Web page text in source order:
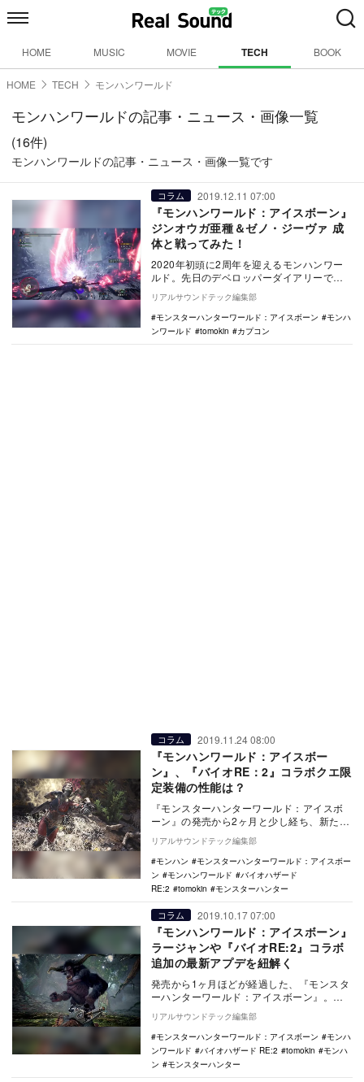
HOME MUSIC MOVIE TECH BOOK
HOME TECH モンハンワールド
モンハンワールドの記事・ニュース・画像一覧
(16件)
モンハンワールドの記事・ニュース・画像一覧です
コラム 2019.12.11 07:00
『モンハンワールド：アイスボーン』
ジンオウガ亜種＆ゼノ・ジーヴァ 成
体と戦ってみた！
2020年初頭に2周年を迎えるモンハンワー
ルド。先日のデベロッパーダイアリーで
は、新モンスターとしてジンオウガ亜種と
謎のモンスタ…
リアルサウンドテック編集部
モンスターハンターワールド：アイスボーン
モンハ
ンワールド
tomokin カプコン
コラム 2019.11.24 08:00
『モンハンワールド：アイスボー
ン』、『バイオRE：2』コラボクエ限
定装備の性能は？
『モンスターハンターワールド：アイスボ
ーン』の発売から2ヶ月と少し経ち、新たな
前線拠点「セリエナ」での生活に馴染んだ
方も多いだろ…
リアルサウンドテック編集部
モンハン
モンスターハンターワールド：アイスボー
ン
モンハンワールド
バイオハザード
RE:2
tomokin モンスターハンター
コラム 2019.10.17 07:00
『モンハンワールド：アイスボーン』
ラージャンや『バイオRE:2』コラボ
追加の最新アプデを紐解く
発売から1ヶ月ほどが経過した、『モンスタ
ーハンターワールド：アイスボーン』。ス
トーリーをクリアし、セリエナでのハンタ
ーライフを楽…
リアルサウンドテック編集部
モンスターハンターワールド：アイスボーン
モンハ
ンワールド
バイオハザード RE:2 tomokin
モンハ
ン
モンスターハンター